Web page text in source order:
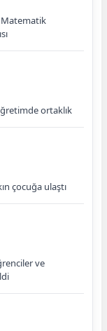
ortaklık
çocuğa ulaştı
ve